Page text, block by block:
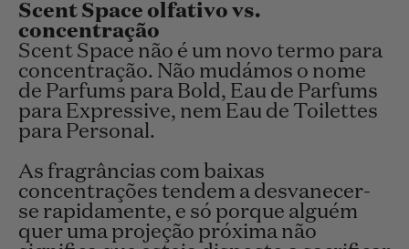
Scent Space olfativo vs.
concentração
Scent Space não é um novo termo para
concentração. Não mudámos o nome
de Parfums para Bold, Eau de Parfums
para Expressive, nem Eau de Toilettes
para Personal.
As fragrâncias com baixas
concentrações tendem a desvanecer-
se rapidamente, e só porque alguém
quer uma projeção próxima não